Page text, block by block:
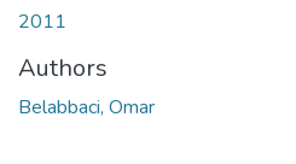
2011
Authors
Belabbaci, Omar